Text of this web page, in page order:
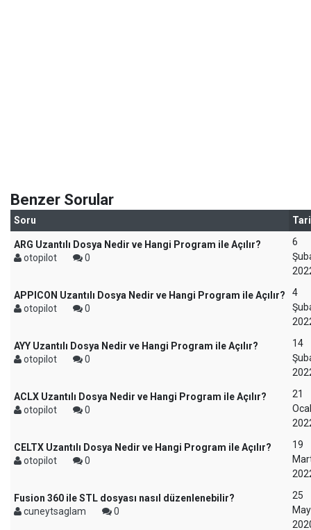
Benzer Sorular
Soru
ARG Uzantılı Dosya Nedir ve Hangi Program ile Açılır?
otopilot
0
6
APPICON Uzantılı Dosya Nedir ve Hangi Program ile Açılır?
otopilot
0
4
AYY Uzantılı Dosya Nedir ve Hangi Program ile Açılır?
otopilot
0
14
ACLX Uzantılı Dosya Nedir ve Hangi Program ile Açılır?
otopilot
0
21
CELTX Uzantılı Dosya Nedir ve Hangi Program ile Açılır?
otopilot
0
19
Fusion 360 ile STL dosyası nasıl düzenlenebilir?
cuneytsaglam
0
25